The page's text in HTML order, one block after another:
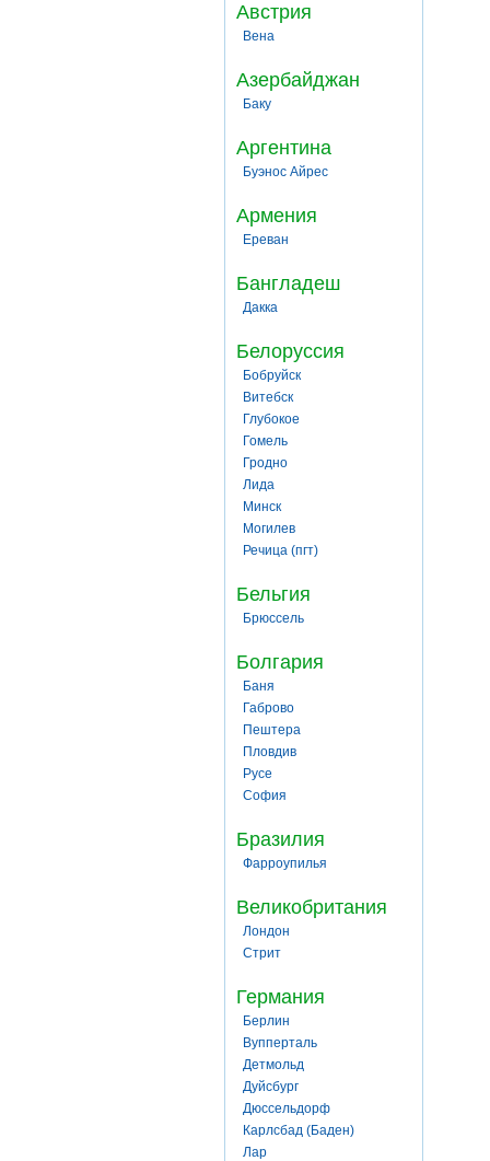
Австрия
Вена
Азербайджан
Баку
Аргентина
Буэнос Айрес
Армения
Ереван
Бангладеш
Дакка
Белоруссия
Бобруйск
Витебск
Глубокое
Гомель
Гродно
Лида
Минск
Могилев
Речица (пгт)
Бельгия
Брюссель
Болгария
Баня
Габрово
Пештера
Пловдив
Русе
София
Бразилия
Фарроупилья
Великобритания
Лондон
Стрит
Германия
Берлин
Вупперталь
Детмольд
Дуйсбург
Дюссельдорф
Карлсбад (Баден)
Лар